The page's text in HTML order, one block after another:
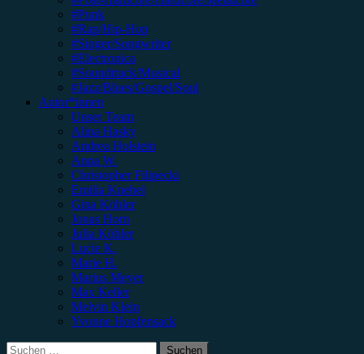
#Punk
#Rap/Hip-Hop
#Singer/Songwriter
#Electronica
#Soundtrack/Musical
#Jazz/Blues/Gospel/Soul
Autor*innen
Unser Team
Alina Hasky
Andrea Holstein
Anna W.
Christopher Filipecki
Emilia Knebel
Gina Köhler
Jonas Horn
Julia Köhler
Lucie K.
Marie H.
Marius Meyer
Max Keller
Melvin Klein
Yvonne Hopfensack
Suchen